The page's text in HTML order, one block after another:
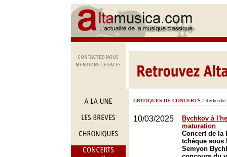
CRITIQUES DE CONCERTS / Recherche
10/03/2025
Bychkov à
maturation
Concert de la
tchèque sous
Semyon